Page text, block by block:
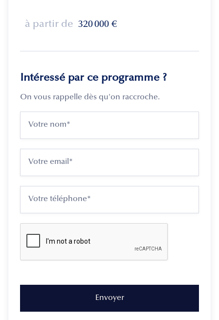
à partir de 320 000 €
Intéressé par ce programme ?
On vous rappelle dès qu'on raccroche.